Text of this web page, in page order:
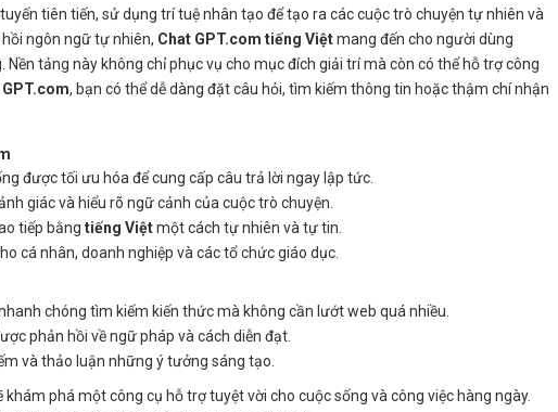
tiên tiến, sử dụng trí tuệ nhân tạo để tạo ra các cuộc trò chuyện tự nhiên và
ngôn ngữ tự nhiên, Chat GPT.com tiếng Việtmang đến cho người dùng
tảng này không chỉ phục vụ cho mục đích giải trí mà còn có thể hỗ trợ công
, bạn có thể dễ dàng đặt câu hỏi, tìm kiếm thông tin hoặc thậm chí nhận
được tối ưu hóa để cung cấp câu trả lời ngay lập tức.
giác và hiểu rõ ngữ cảnh của cuộc trò chuyện.
tiếp bằng tiếng Việtmột cách tự nhiên và tự tin.
cá nhân, doanh nghiệp và các tổ chức giáo dục.
chóng tìm kiếm kiến thức mà không cần lướt web quá nhiều.
phản hồi về ngữ pháp và cách diễn đạt.
và thảo luận những ý tưởng sáng tạo.
khám phá một công cụ hỗ trợ tuyệt vời cho cuộc sống và công việc hàng ngày.